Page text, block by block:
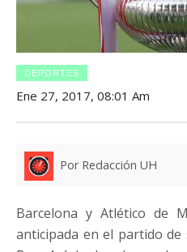
DEPORTES
Ene 27, 2017, 08:01 Am
Por Redacción UH
Barcelona y Atlético de
anticipada en el partido de